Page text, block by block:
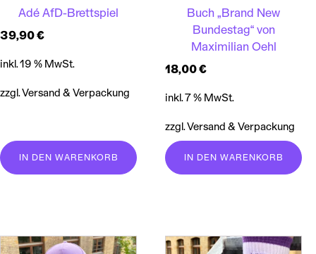
Adé AfD-Brettspiel
39,90€
inkl. 19 % MwSt.
zzgl. Versand & Verpackung
IN DEN WARENKORB
Buch „Brand New
Bundestag“ von
Maximilian Oehl
18,00€
inkl. 7 % MwSt.
zzgl. Versand & Verpackung
IN DEN WARENKORB
Dieses